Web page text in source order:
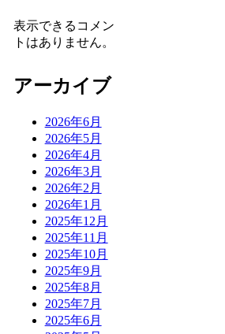
表示できるコメン
トはありません。
アーカイブ
2026年6月
2026年5月
2026年4月
2026年3月
2026年2月
2026年1月
2025年12月
2025年11月
2025年10月
2025年9月
2025年8月
2025年7月
2025年6月